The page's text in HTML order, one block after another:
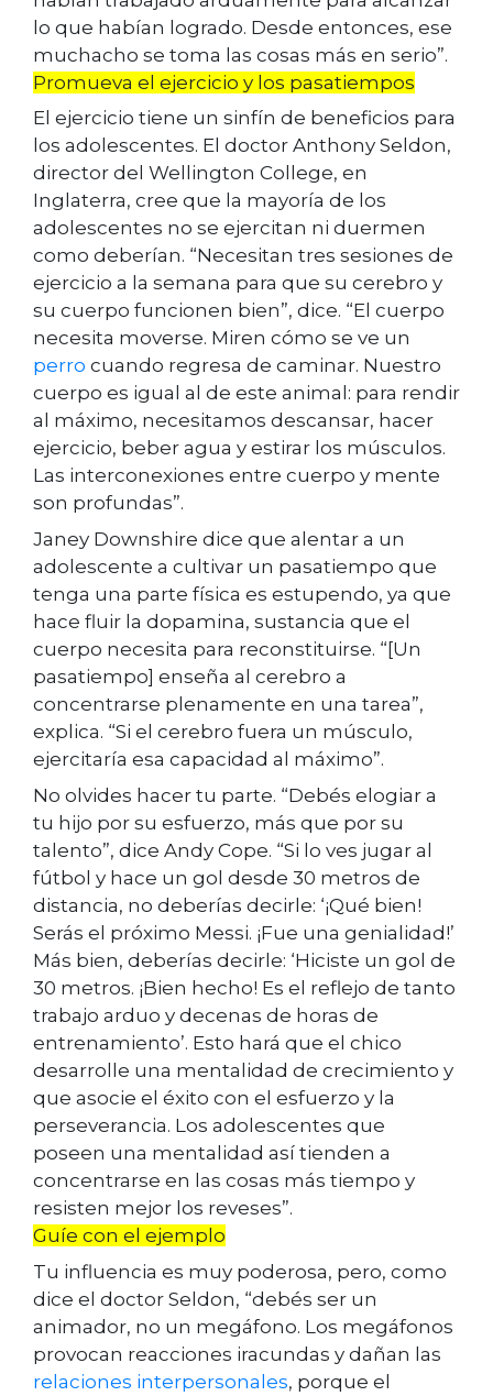
lo que habían logrado. Desde entonces, ese
muchacho se toma las cosas más en serio”.
Promueva el ejercicio y los pasatiempos
El ejercicio tiene un sinfín de beneficios para
los adolescentes. El doctor Anthony Seldon,
director del Wellington College, en
Inglaterra, cree que la mayoría de los
adolescentes no se ejercitan ni duermen
como deberían. “Necesitan tres sesiones de
ejercicio a la semana para que su cerebro y
su cuerpo funcionen bien”, dice. “El cuerpo
necesita moverse. Miren cómo se ve un
perro cuando regresa de caminar. Nuestro
cuerpo es igual al de este animal: para rendir
al máximo, necesitamos descansar, hacer
ejercicio, beber agua y estirar los músculos.
Las interconexiones entre cuerpo y mente
son profundas”.
Janey Downshire dice que alentar a un
adolescente a cultivar un pasatiempo que
tenga una parte física es estupendo, ya que
hace fluir la dopamina, sustancia que el
cuerpo necesita para reconstituirse. “[Un
pasatiempo] enseña al cerebro a
concentrarse plenamente en una tarea”,
explica. “Si el cerebro fuera un músculo,
ejercitaría esa capacidad al máximo”.
No olvides hacer tu parte. “Debés elogiar a
tu hijo por su esfuerzo, más que por su
talento”, dice Andy Cope. “Si lo ves jugar al
fútbol y hace un gol desde 30 metros de
distancia, no deberías decirle: ‘¡Qué bien!
Serás el próximo Messi. ¡Fue una genialidad!’
Más bien, deberías decirle: ‘Hiciste un gol de
30 metros. ¡Bien hecho! Es el reflejo de tanto
trabajo arduo y decenas de horas de
entrenamiento’. Esto hará que el chico
desarrolle una mentalidad de crecimiento y
que asocie el éxito con el esfuerzo y la
perseverancia. Los adolescentes que
poseen una mentalidad así tienden a
concentrarse en las cosas más tiempo y
resisten mejor los reveses”.
Guíe con el ejemplo
Tu influencia es muy poderosa, pero, como
dice el doctor Seldon, “debés ser un
animador, no un megáfono. Los megáfonos
provocan reacciones iracundas y dañan las
relaciones interpersonales, porque el